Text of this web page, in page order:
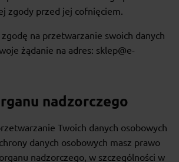
zgody przed jej cofnięciem.
na przetwarzanie swoich danych
żądanie na adres: sklep@e-
nadzorczego
Twoich danych osobowych
danych osobowych masz prawo
nadzorczego, w szczególności w